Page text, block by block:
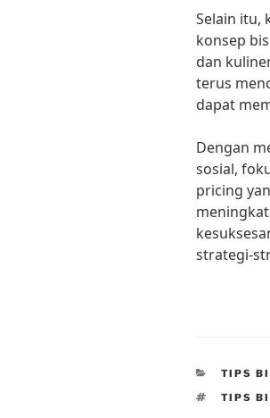
Selain itu,
konsep
dan
terus
dapat
Dengan
sosial,
pricing
strategi-
TIPS
TAGS
TIPS